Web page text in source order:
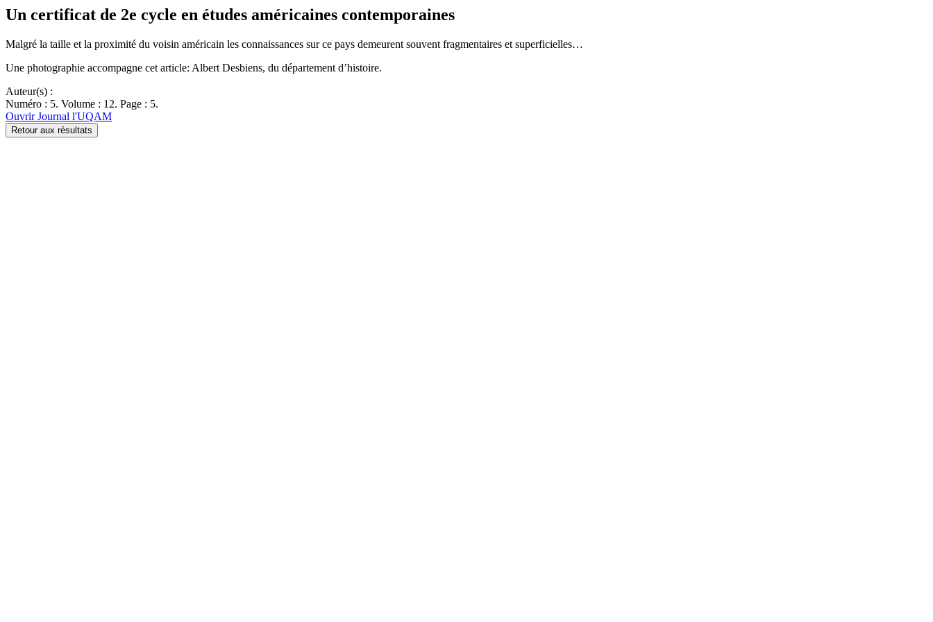
Un certificat de 2e cycle en études américaines contemporaines
Malgré la taille et la proximité du voisin américain les connaissances sur ce pays demeurent souvent fragmentaires et superficielles…
Une photographie accompagne cet article: Albert Desbiens, du département d’histoire.
Auteur(s) :
Numéro : 5. Volume : 12. Page : 5.
Ouvrir Journal l'UQAM
Retour aux résultats